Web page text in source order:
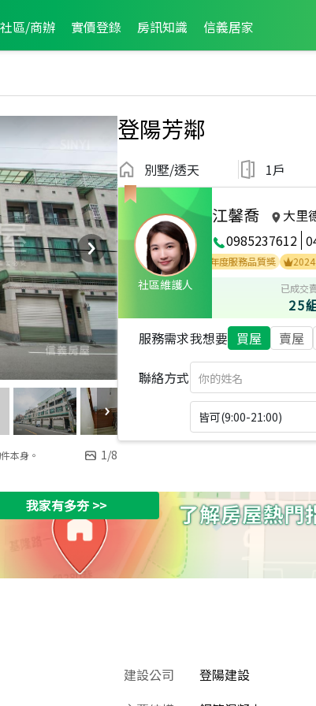
社區/商辦 實價登錄 房訊知識 信義居家
本身。 1/8
登陽芳鄰
別墅/透天 1戶
社區維護人
江馨喬
大里
0985237612
土地達人 2024年度服務品質獎
2024年第4
已成交
25
服務需求我想要 買屋 賣屋
聯絡方式
皆可(9:00-21:00)
我家有多夯>>
建設公司
登陽建設